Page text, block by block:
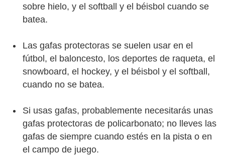
sobre hielo, y el softball y el béisbol cuando se
batea.
Las gafas protectoras se suelen usar en el
fútbol, el baloncesto, los deportes de raqueta, el
snowboard, el hockey, y el béisbol y el softball,
cuando no se batea.
Si usas gafas, probablemente necesitarás unas
gafas protectoras de policarbonato; no lleves las
gafas de siempre cuando estés en la pista o en
el campo de juego.